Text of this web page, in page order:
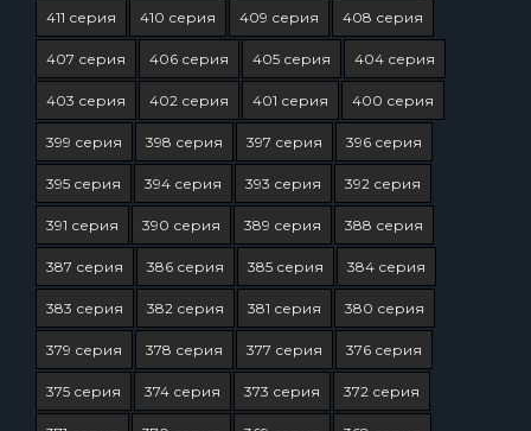
411 серия 410 серия 409 серия 408 серия
407 серия 406 серия 405 серия 404 серия
403 серия 402 серия 401 серия 400 серия
399 серия 398 серия 397 серия 396 серия
395 серия 394 серия 393 серия 392 серия
391 серия 390 серия 389 серия 388 серия
387 серия 386 серия 385 серия 384 серия
383 серия 382 серия 381 серия 380 серия
379 серия 378 серия 377 серия 376 серия
375 серия 374 серия 373 серия 372 серия